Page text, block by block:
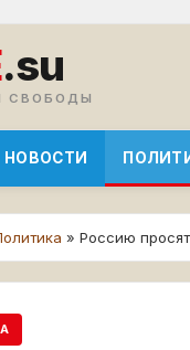
.su
СВОБОДЫ
НОВОСТИ
» Россию